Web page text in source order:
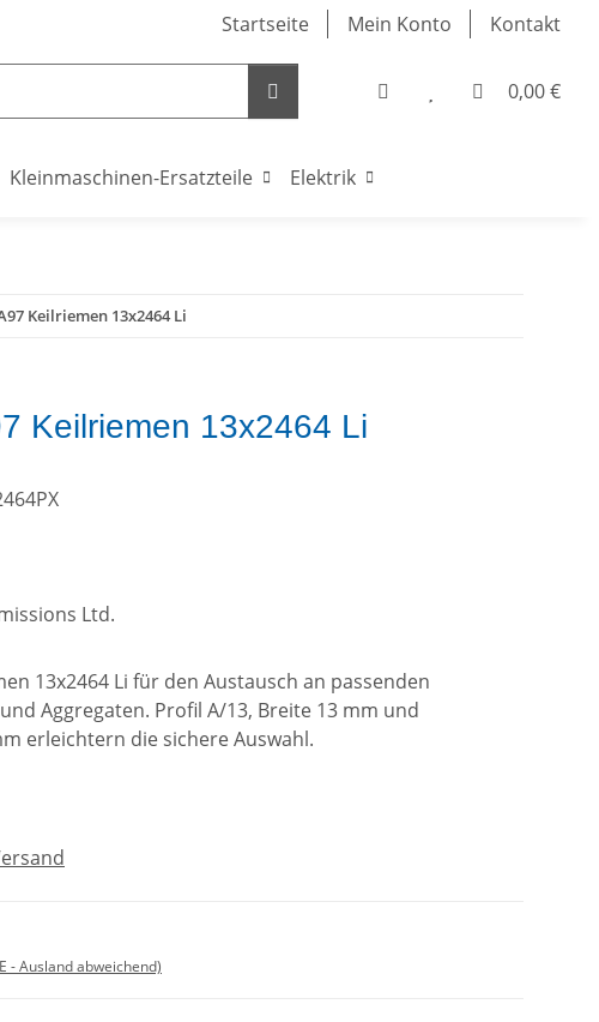
Startseite Mein Konto Kontakt
0,00 €
Kleinmaschinen-Ersatzteile Elektrik
Keilriemen 13x2464 Li
Keilriemen 13x2464 Li
Ltd.
13x2464 Li für den Austausch an passenden
Aggregaten. Profil A/13, Breite 13 mm und
erleichtern die sichere Auswahl.
- Ausland abweichend)